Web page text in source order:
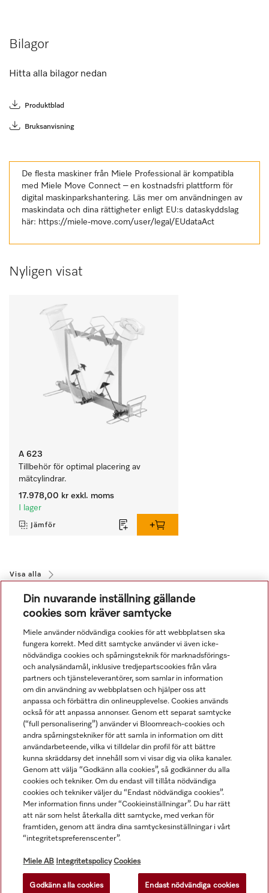
Bilagor
Hitta alla bilagor nedan
Produktblad
Bruksanvisning
De flesta maskiner från Miele Professional är kompatibla
med Miele Move Connect – en kostnadsfri plattform för
digital maskinparkshantering. Läs mer om användningen av
maskindata och dina rättigheter enligt EU:s dataskyddslag
här: https://miele-move.com/user/legal/EUdataAct
Nyligen visat
A 623
Tillbehör för optimal placering av
mätcylindrar.
17.978,00 kr exkl. moms
I lager
Jämför
Visa alla
Navigering
Service
Alla produktpriser är exklusive moms.
Din nuvarande inställning gällande
cookies som kräver samtycke
Miele använder nödvändiga cookies för att webbplatsen ska
fungera korrekt. Med ditt samtycke använder vi även icke-
nödvändiga cookies och spårningsteknik för marknadsförings-
och analysändamål, inklusive tredjepartscookies från våra
partners och tjänsteleverantörer, som samlar in information
om din användning av webbplatsen och hjälper oss att
anpassa och förbättra din onlineupplevelse. Cookies används
också för att anpassa annonser. Genom ett separat samtycke
(“full personalisering”) använder vi Bloomreach-cookies och
andra spårningstekniker för att samla in information om ditt
användarbeteende, vilka vi tilldelar din profil för att bättre
kunna skräddarsy det innehåll som vi visar dig via olika kanaler.
Genom att välja “Godkänn alla cookies”, så godkänner du alla
cookies och tekniker. Om du endast vill tillåta nödvändiga
cookies och tekniker väljer du “Endast nödvändiga cookies”.
Mer information finns under “Cookieinställningar”. Du har rätt
att när som helst återkalla ditt samtycke, med verkan för
framtiden, genom att ändra dina samtyckesinställningar i vårt
“integritetspreferenscenter”.
Miele AB Integritetspolicy Cookies
Godkänn alla cookies Endast nödvändiga cookies